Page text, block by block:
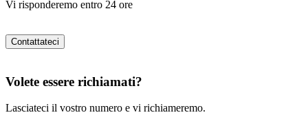
Vi risponderemo entro 24 ore
Contattateci
Volete essere richiamati?
Lasciateci il vostro numero e vi richiameremo.